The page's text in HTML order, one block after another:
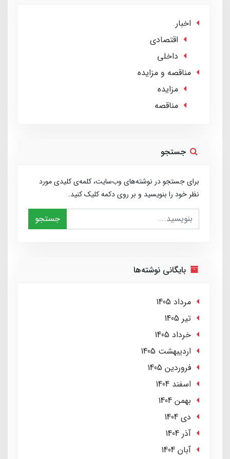
اخبار
اقتصادی
داخلی
مناقصه و مزایده
مزایده
مناقصه
جستجو
برای جستجو در نوشته‌های وب‌سایت، کلمه‌ی کلیدی مورد
نظر خود را بنویسید و بر روی دکمه کلیک کنید.
جستجو
بایگانی نوشته‌ها
مرداد 1405
تير 1405
خرداد 1405
ارديبهشت 1405
فروردین 1405
اسفند 1404
بهمن 1404
دی 1404
آذر 1404
آبان 1404